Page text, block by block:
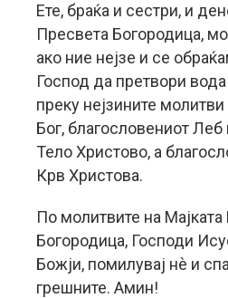
Ете, браќа и сестри, и
Пресвета Богородица,
ако ние нејзе и се
Господ да претвори
преку нејзините
Бог, благословениот Леб
Тело Христово, а
Крв Христова.
По молитвите на
Богородица, Господи
Божји, помилувај нè и
грешните. Амин!